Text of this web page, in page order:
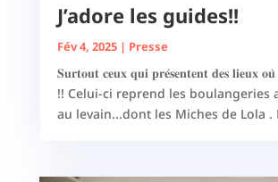
J’adore les guides!!
Fév 4, 2025| Presse
𝐒𝐮𝐫𝐭𝐨𝐮𝐭 𝐜𝐞𝐮𝐱 𝐪𝐮𝐢 𝐩𝐫𝐞́𝐬𝐞𝐧𝐭𝐞𝐧𝐭 𝐝𝐞𝐬 𝐥𝐢𝐞𝐮𝐱
!! Celui-ci reprend les boulangeries
au levain...dont les Miches de Lola .